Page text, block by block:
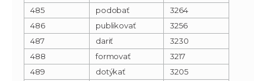
485
podobať
3264
486
publikovať
3256
487
dariť
3230
488
formovať
3217
489
dotýkať
3205